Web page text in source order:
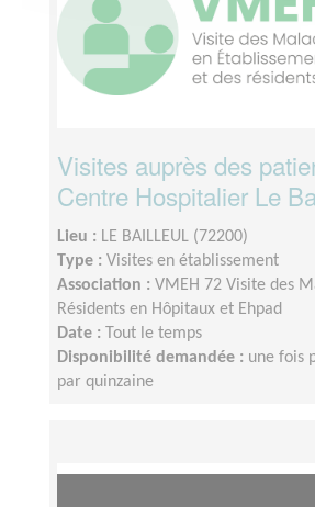
Visites auprès des
Centre Hospitalier Le
Lieu : LE BAILLEUL (72200)
Type : Visites en établissement
Association : VMEH 72 Visite des
Résidents en Hôpitaux et Ehpad
Date :
Tout le temps
Disponibilité demandée : une fois
par quinzaine